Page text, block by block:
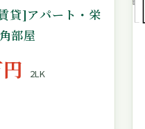
貸]アパート・栄
部屋
2LK